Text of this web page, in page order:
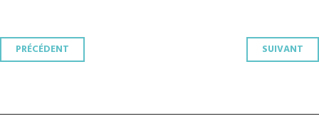
Navigation
PRÉCÉDENT SUIVANT